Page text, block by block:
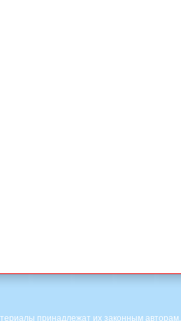
принадлежат их законным авторам.